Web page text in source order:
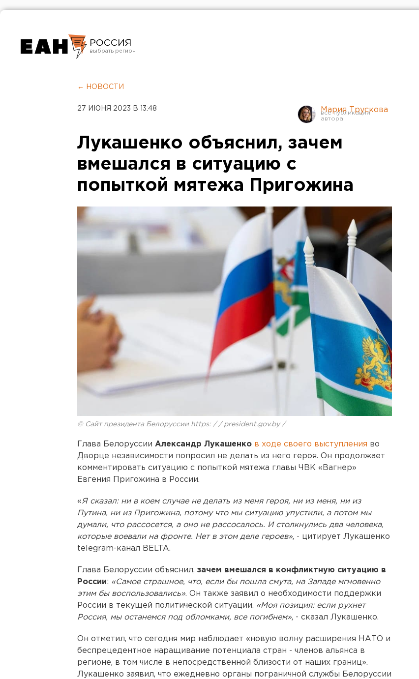
РОССИЯ
Челябинск
← НОВОСТИ
27 ИЮНЯ 2023 В 13:48 Мария Трускова
Лукашенко объяснил, зачем
вмешался в ситуацию с
попыткой мятежа Пригожина
© Сайт президента Белоруссии https: / / president.gov.by /
Глава Белоруссии Александр Лукашенко в ходе своего выступления во
Дворце независимости попросил не делать из него героя. Он продолжает
комментировать ситуацию с попыткой мятежа главы ЧВК «Вагнер»
Евгения Пригожина в России.
«Я сказал: ни в коем случае не делать из меня героя, ни из меня, ни из
Путина, ни из Пригожина, потому что мы ситуацию упустили, а потом мы
думали, что рассосется, а оно не рассосалось. И столкнулись два человека,
которые воевали на фронте. Нет в этом деле героев», - цитирует Лукашенко
telegram-канал BELTA.
Глава Белоруссии объяснил, зачем вмешался в конфликтную ситуацию в
России: «Самое страшное, что, если бы пошла смута, на Западе мгновенно
этим бы воспользовались». Он также заявил о необходимости поддержки
России в текущей политической ситуации. «Моя позиция: если рухнет
Россия, мы останемся под обломками, все погибнем», - сказал Лукашенко.
Он отметил, что сегодня мир наблюдает «новую волну расширения НАТО и
беспрецедентное наращивание потенциала стран - членов альянса в
регионе, в том числе в непосредственной близости от наших границ».
Лукашенко заявил, что ежедневно органы пограничной службы Белоруссии